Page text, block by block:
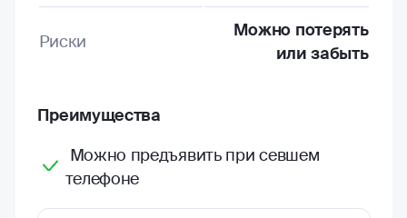
Риски
Можно потерять
или забыть
Преимущества
Можно предъявить при севшем
телефоне